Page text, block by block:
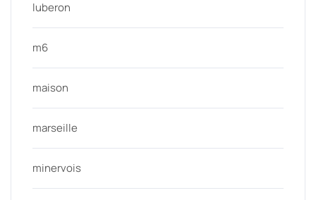
luberon
m6
maison
marseille
minervois